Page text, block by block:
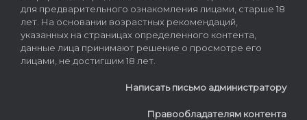
для предварительного ознакомления лицами, старше 18
лет. На основании возрастных рекомендаций,
указанных на страницах определенного контента,
данные лица принимают решение о просмотре его
лицами, не достигшим 18 лет.
Написать письмо администратору
Правообладателям контента